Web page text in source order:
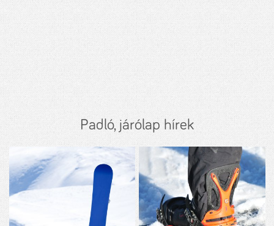
Padló, járólap hírek